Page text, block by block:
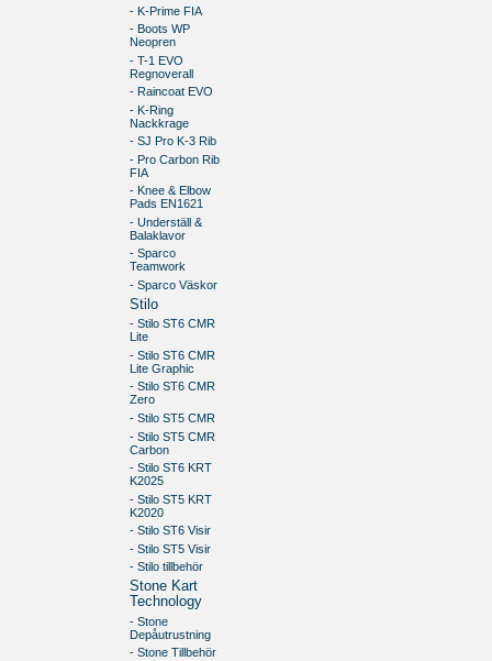
- K-Prime FIA
- Boots WP
Neopren
- T-1 EVO
Regnoverall
- Raincoat EVO
- K-Ring
Nackkrage
- SJ Pro K-3 Rib
- Pro Carbon Rib
FIA
- Knee & Elbow
Pads EN1621
- Underställ &
Balaklavor
- Sparco
Teamwork
- Sparco Väskor
Stilo
- Stilo ST6 CMR
Lite
- Stilo ST6 CMR
Lite Graphic
- Stilo ST6 CMR
Zero
- Stilo ST5 CMR
- Stilo ST5 CMR
Carbon
- Stilo ST6 KRT
K2025
- Stilo ST5 KRT
K2020
- Stilo ST6 Visir
- Stilo ST5 Visir
- Stilo tillbehör
Stone Kart
Technology
- Stone
Depåutrustning
- Stone Tillbehör